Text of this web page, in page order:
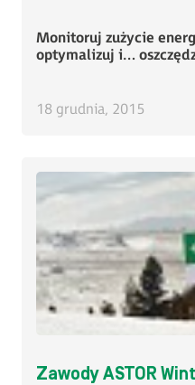
Monitoruj zużycie
optymalizuj i…
18 grudnia, 2015
Zawody ASTOR